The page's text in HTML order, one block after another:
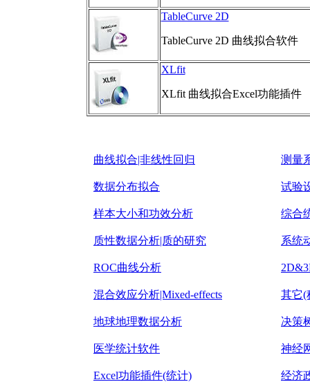
TableCurve 2D
TableCurve 2D 曲线拟合软件
XLfit
XLfit 曲线拟合Excel功能插件
曲线拟合|非线性回归
数据分布拟合
样本大小和功效分析
质性数据分析|质的研究
ROC曲线分析
混合效应分析|Mixed-effects
地球地理数据分析
医学统计软件
Excel功能插件(统计)
测量
试验
综合
系统
其它(
决策
神经
经济